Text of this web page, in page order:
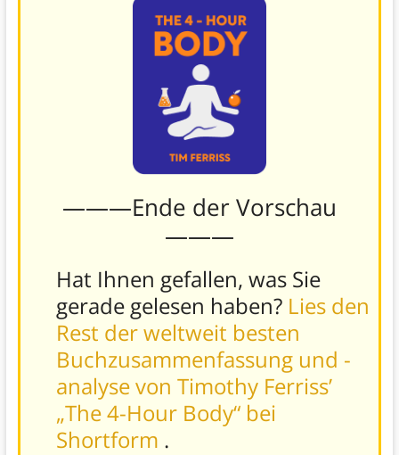
———Ende der Vorschau
———
Hat Ihnen gefallen, was Sie
gerade gelesen haben? Lies den
Rest der weltweit besten
Buchzusammenfassung und -
analyse von Timothy Ferriss’
„The 4-Hour Body“ bei
Shortform .